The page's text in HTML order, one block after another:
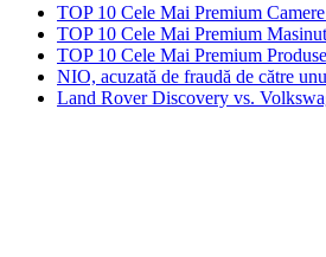
TOP 10 Cele Mai Premium
TOP 10 Cele Mai Premium
TOP 10 Cele Mai Premium
NIO, acuzată de fraudă de către
Land Rover Discovery vs.